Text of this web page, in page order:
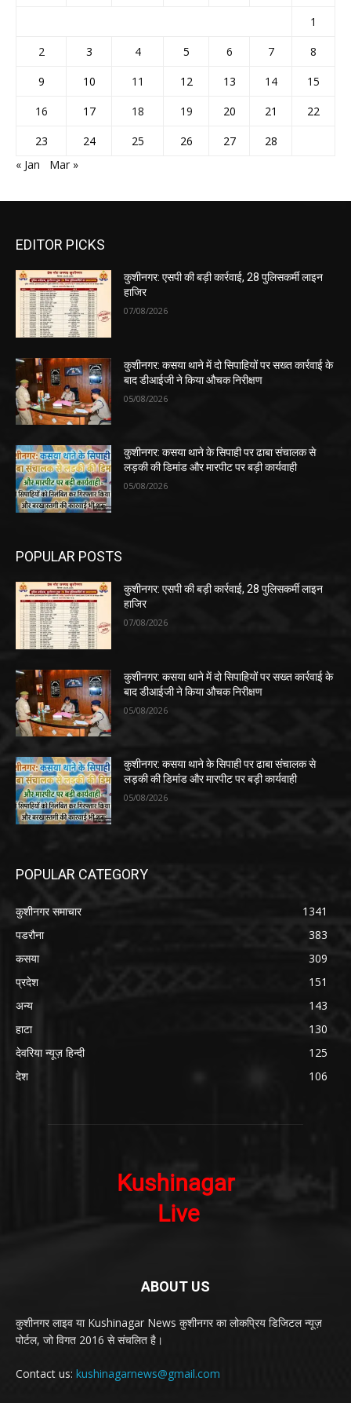
1
2
3 4 5 6 7
8
9
10 11 12 13 14
15
16
17 18 19 20 21
22
23
24 25 26 27
28
« Jan
Mar »
EDITOR PICKS
कुशीनगर: एसपी की बड़ी कार्रवाई, 28 पुलिसकर्मी लाइन
हाजिर
07/08/2026
कुशीनगर: कसया थाने में दो सिपाहियों पर सख्त कार्रवाई के
बाद डीआईजी ने किया औचक निरीक्षण
05/08/2026
कुशीनगर: कसया थाने के सिपाही पर ढाबा संचालक से
लड़की की डिमांड और मारपीट पर बड़ी कार्यवाही
05/08/2026
POPULAR POSTS
कुशीनगर: एसपी की बड़ी कार्रवाई, 28 पुलिसकर्मी लाइन
हाजिर
07/08/2026
कुशीनगर: कसया थाने में दो सिपाहियों पर सख्त कार्रवाई के
बाद डीआईजी ने किया औचक निरीक्षण
05/08/2026
कुशीनगर: कसया थाने के सिपाही पर ढाबा संचालक से
लड़की की डिमांड और मारपीट पर बड़ी कार्यवाही
05/08/2026
POPULAR CATEGORY
कुशीनगर समाचार
1341
पडरौना
383
कसया
309
प्रदेश
151
अन्य
143
हाटा
130
देवरिया न्यूज़ हिन्दी
125
देश
106
ABOUT US
कुशीनगर लाइव या Kushinagar News कुशीनगर का लोकप्रिय डिजिटल न्यूज़
पोर्टल, जो विगत 2016 से संचलित है।
Contact us: kushinagarnews@gmail.com